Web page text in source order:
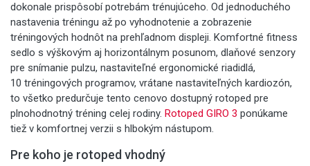
dokonale prispôsobí potrebám trénujúceho. Od jednoduchého
nastavenia tréningu až po vyhodnotenie a zobrazenie
tréningových hodnôt na prehľadnom displeji. Komfortné fitness
sedlo s výškovým aj horizontálnym posunom, dlaňové senzory
pre snímanie pulzu, nastaviteľné ergonomické riadidlá,
10 tréningových programov, vrátane nastaviteľných kardiozón,
to všetko predurčuje tento cenovo dostupný rotoped pre
plnohodnotný tréning celej rodiny. Rotoped GIRO 3 ponúkame
tiež v komfortnej verzii s hlbokým nástupom.
Pre koho je rotoped vhodný